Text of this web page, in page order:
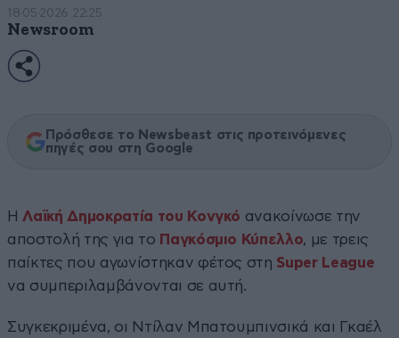
18·05·2026 22:25
Newsroom
Πρόσθεσε το Newsbeast στις προτεινόμενες
πηγές σου στη Google
Η Λαϊκή Δημοκρατία του Κονγκό ανακοίνωσε την
αποστολή της για το Παγκόσμιο Κύπελλο, με τρεις
παίκτες που αγωνίστηκαν φέτος στη Super League
να συμπεριλαμβάνονται σε αυτή.
Συγκεκριμένα, οι Ντίλαν Μπατουμπινσικά και Γκαέλ